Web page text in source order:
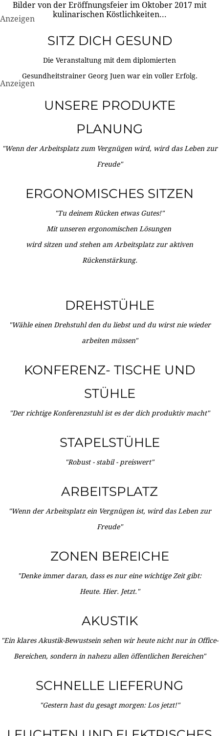
Bilder von der Eröffnungsfeier im Oktober 2017 mit
kulinarischen Köstlichkeiten...
Anzeigen
SITZ DICH GESUND
Die Veranstaltung mit dem diplomierten
Gesundheitstrainer Georg Juen war ein voller Erfolg.
Anzeigen
UNSERE PRODUKTE
PLANUNG
"Wenn der Arbeitsplatz zum Vergnügen wird, wird das Leben zur
Freude"
ERGONOMISCHES SITZEN
"Tu deinem Rücken etwas Gutes!"
Mit unseren ergonomischen Lösungen
wird sitzen und stehen am Arbeitsplatz zur aktiven
Rückenstärkung.
DREHSTÜHLE
"Wähle einen Drehstuhl den du liebst und du wirst nie wieder
arbeiten müssen"
KONFERENZ- TISCHE UND
STÜHLE
"Der richtige Konferenzstuhl ist es der dich produktiv macht"
STAPELSTÜHLE
"Robust - stabil - preiswert"
ARBEITSPLATZ
"Wenn der Arbeitsplatz ein Vergnügen ist, wird das Leben zur
Freude"
ZONEN BEREICHE
"Denke immer daran, dass es nur eine wichtige Zeit gibt:
Heute. Hier. Jetzt."
AKUSTIK
"Ein klares Akustik-Bewustsein sehen wir heute nicht nur in Office-
Bereichen, sondern in nahezu allen öffentlichen Bereichen"
SCHNELLE LIEFERUNG
"Gestern hast du gesagt morgen: Los jetzt!"